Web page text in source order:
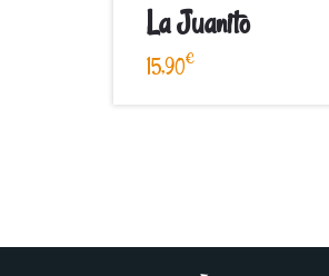
La Juanito
15,90€